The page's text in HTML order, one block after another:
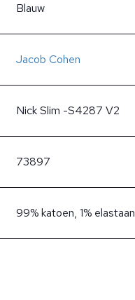
Blauw
Jacob Cohen
Nick Slim -S4287 V2
73897
99% katoen, 1% elastaan